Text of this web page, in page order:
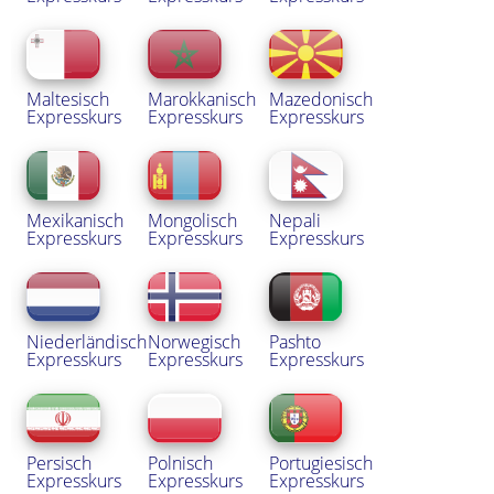
Maltesisch
Expresskurs
Marokkanisch
Expresskurs
Mazedonisch
Expresskurs
Mexikanisch
Expresskurs
Mongolisch
Expresskurs
Nepali
Expresskurs
Niederländisch
Expresskurs
Norwegisch
Expresskurs
Pashto
Expresskurs
Persisch
Expresskurs
Polnisch
Expresskurs
Portugiesisch
Expresskurs